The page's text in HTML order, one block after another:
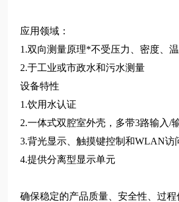
应用领域：
1.双向测量原理*不受压力、密度、
2.于工业或市政水和污水测量
设备特性
1.饮用水认证
2.一体式双腔室外壳，多带3路输入/
3.背光显示、触摸键控制和WLAN访
4.提供分离型显示单元
确保稳定的产品质量、安全性、过